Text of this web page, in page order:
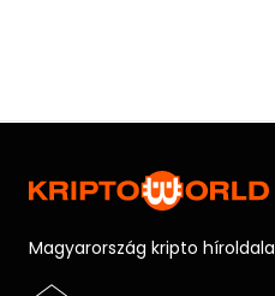
Magyarország kripto híroldala